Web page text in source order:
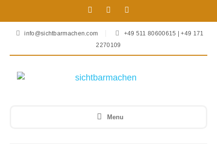
info@sichtbarmachen.com
+49 511 80600615 | +49 171
2270109
Menu